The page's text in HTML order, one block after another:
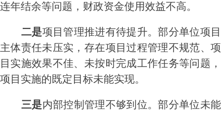
连年结余等问题，财政资金使用效益不高。
二是项目管理推进有待提升。部分单位项目
主体责任未压实，存在项目过程管理不规范、项
目实施效果不佳、未按时完成工作任务等问题，
项目实施的既定目标未能实现。
三是内部控制管理不够到位。部分单位未能